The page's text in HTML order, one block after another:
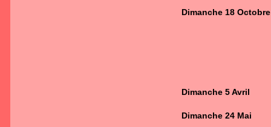
Dimanche 18 Octobre
Dimanche 5 Avril
Dimanche 24 Mai